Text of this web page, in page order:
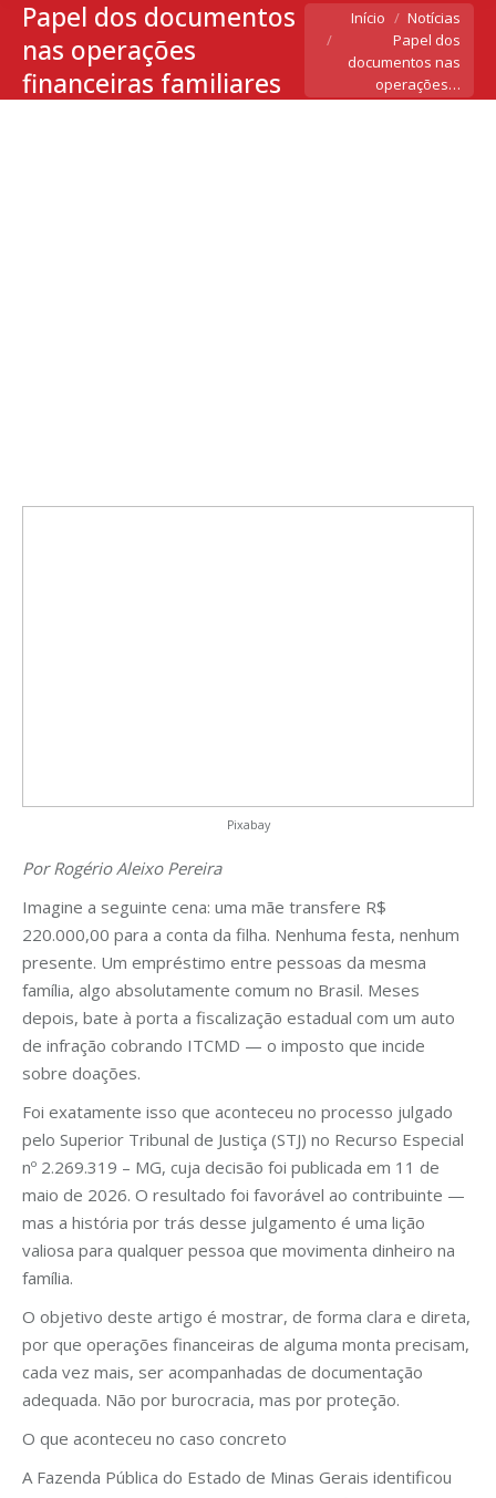
Papel dos documentos
nas operações
financeiras familiares
Você está aqui:
Início
Notícias
Papel dos
documentos nas
operações…
Pixabay
Por Rogério Aleixo Pereira
Imagine a seguinte cena: uma mãe transfere R$
220.000,00 para a conta da filha. Nenhuma festa, nenhum
presente. Um empréstimo entre pessoas da mesma
família, algo absolutamente comum no Brasil. Meses
depois, bate à porta a fiscalização estadual com um auto
de infração cobrando ITCMD — o imposto que incide
sobre doações.
Foi exatamente isso que aconteceu no processo julgado
pelo Superior Tribunal de Justiça (STJ) no Recurso Especial
nº 2.269.319 – MG, cuja decisão foi publicada em 11 de
maio de 2026. O resultado foi favorável ao contribuinte —
mas a história por trás desse julgamento é uma lição
valiosa para qualquer pessoa que movimenta dinheiro na
família.
O objetivo deste artigo é mostrar, de forma clara e direta,
por que operações financeiras de alguma monta precisam,
cada vez mais, ser acompanhadas de documentação
adequada. Não por burocracia, mas por proteção.
O que aconteceu no caso concreto
A Fazenda Pública do Estado de Minas Gerais identificou